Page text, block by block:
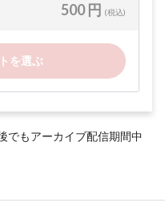
500 円 (税込)
を選ぶ
でもアーカイブ配信期間中